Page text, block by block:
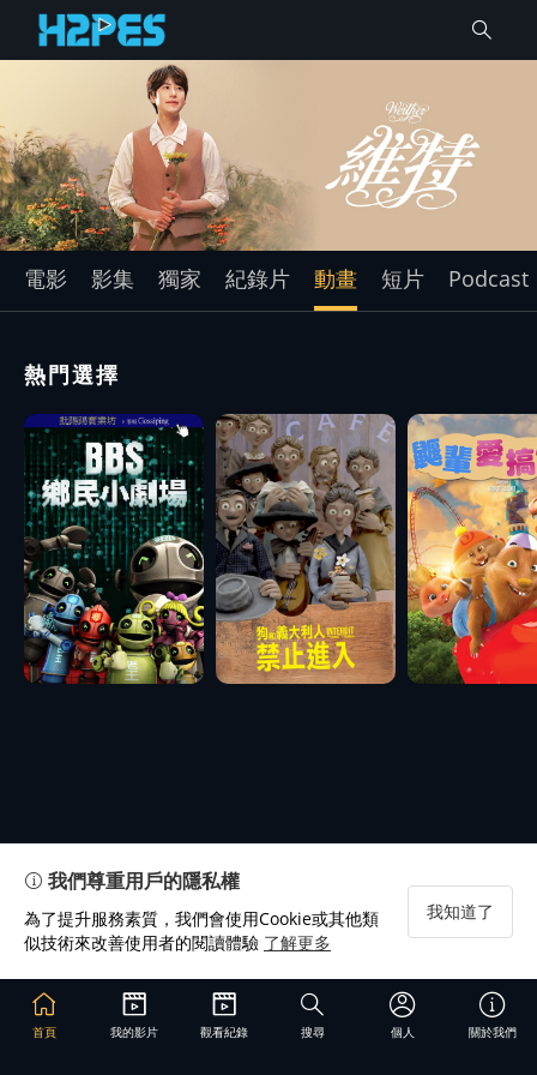
電影 影集 獨家 紀錄片 動畫 短片 Podcast
熱門選擇
首頁 我的影片 觀看紀錄 搜尋 個人 關於我們
我們尊重用戶的隱私權
為了提升服務素質，我們會使用Cookie或其他類
似技術來改善使用者的閱讀體驗 了解更多
我知道了